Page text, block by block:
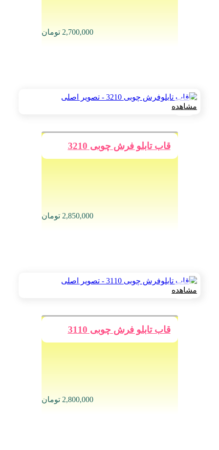
2,700,000 تومان
مشاهده
قاب تابلو فرش چوبی 3210
2,850,000 تومان
مشاهده
قاب تابلو فرش چوبی 3110
2,800,000 تومان